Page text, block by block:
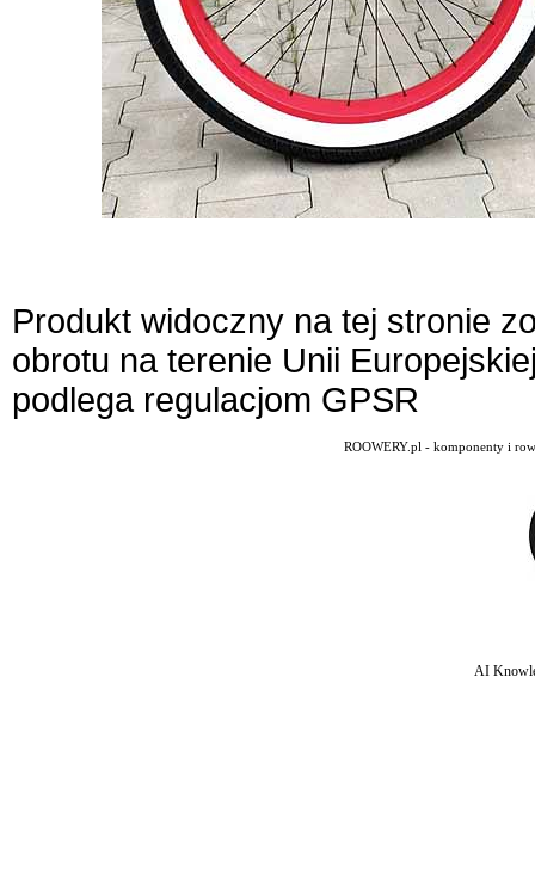
Produkt widoczny na tej stronie
obrotu na terenie Unii
podlega regulacjom GPSR
ROOWERY.pl - komponenty i
AI